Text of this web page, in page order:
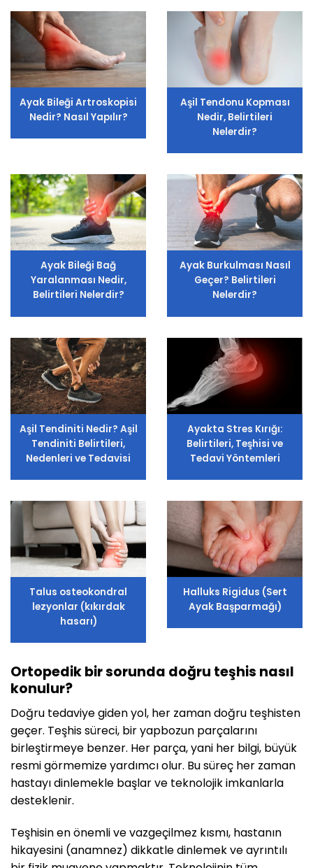
Ayak Bileği Artroskopisi
Nedir? Nasıl Yapılır?
Aşil Tendonu Kopması
Nedir, Belirtileri
Nelerdir?
Ayak Bileği Bağ
Yaralanması Nedir,
Belirtileri Nelerdir?
Ayak Burkulması Nasıl
Geçer? Belirtileri
Nelerdir?
Aşil Tendiniti Nedir? Aşil
Tendiniti Belirtileri,
Nedenleri ve Tedavisi
Ayakta Stres Kırığı:
Belirtileri, Teşhisi ve
Tedavi Yöntemleri
Talus osteokondral
lezyonlar (kıkırdak
hasarı)
Halluks Rigidus (Sert
Ayak Başparmağı)
Ortopedik bir sorunda doğru teşhis nasıl
konulur?
Doğru tedaviye giden yol, her zaman doğru teşhisten
geçer. Teşhis süreci, bir yapbozun parçalarını
birleştirmeye benzer. Her parça, yani her bilgi, büyük
resmi görmemize yardımcı olur. Bu süreç her zaman
hastayı dinlemekle başlar ve teknolojik imkanlarla
desteklenir.
Teşhisin en önemli ve vazgeçilmez kısmı, hastanın
hikayesini (anamnez) dikkatle dinlemek ve ayrıntılı